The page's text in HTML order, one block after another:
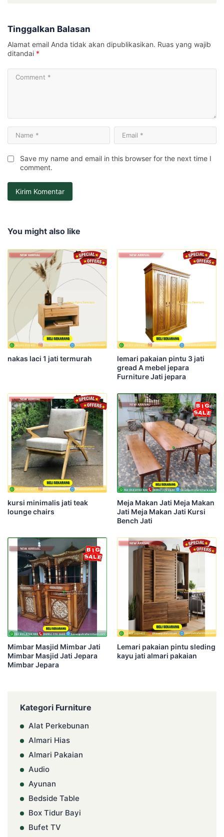
Tinggalkan Balasan
Alamat email Anda tidak akan dipublikasikan. Ruas yang wajib
ditandai *
Save my name and email in this browser for the next time I
comment.
You might also like
nakas laci 1 jati termurah
lemari pakaian pintu 3 jati
gread A mebel jepara
Furniture Jati jepara
kursi minimalis jati teak
lounge chairs
Meja Makan Jati Meja Makan
Jati Meja Makan Jati Kursi
Bench Jati
Mimbar Masjid Mimbar Jati
Mimbar Masjid Jati Jepara
Mimbar Jepara
Lemari pakaian pintu sleding
kayu jati almari pakaian
Kategori Furniture
Alat Perkebunan
Almari Hias
Almari Pakaian
Audio
Ayunan
Bedside Table
Box Tidur Bayi
Bufet TV